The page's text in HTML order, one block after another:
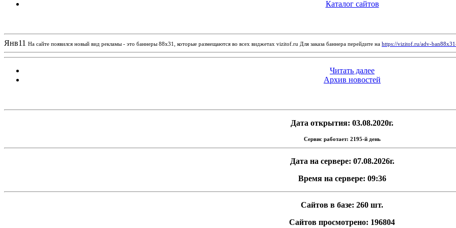
Каталог сайтов
Янв11 На сайте появился новый вид рекламы - это баннеры 88х31, которые размещаются во всех виджетах vizitof.ru Для заказа баннера перейдите на https://vizitof.ru/adv-
Читать далее
Архив новостей
Дата открытия: 03.08.2020г.
Сервис работает: 2195-й день
Дата на сервере: 07.08.2026г.
Время на сервере: 09:36
Сайтов в базе: 260 шт.
Сайтов просмотрено: 196804